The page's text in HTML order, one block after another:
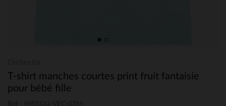
T-shirt manches courtes print fruit fantaisie
pour bébé fille